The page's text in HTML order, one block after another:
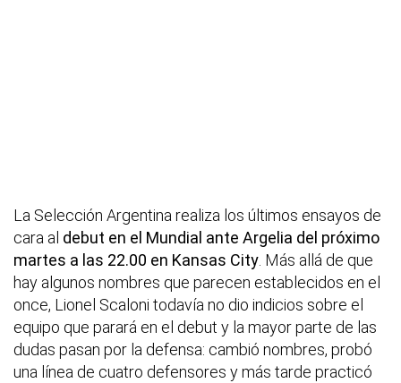
La Selección Argentina realiza los últimos ensayos de
cara al debut en el Mundial ante Argelia del próximo
martes a las 22.00 en Kansas City . Más allá de que
hay algunos nombres que parecen establecidos en el
once, Lionel Scaloni todavía no dio indicios sobre el
equipo que parará en el debut y la mayor parte de las
dudas pasan por la defensa: cambió nombres, probó
una línea de cuatro defensores y más tarde practicó